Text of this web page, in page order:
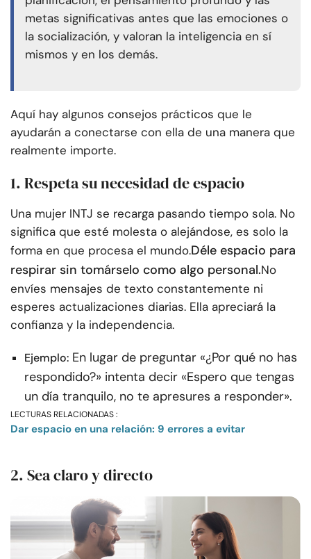
metas significativas antes que las emociones o
la socialización, y valoran la inteligencia en sí
mismos y en los demás.
Aquí hay algunos consejos prácticos que le
ayudarán a conectarse con ella de una manera que
realmente importe.
1. Respeta su necesidad de espacio
Una mujer INTJ se recarga pasando tiempo sola. No
significa que esté molesta o alejándose, es solo la
forma en que procesa el mundo.Déle espacio para
respirar sin tomárselo como algo personal.No
envíes mensajes de texto constantemente ni
esperes actualizaciones diarias. Ella apreciará la
confianza y la independencia.
Ejemplo: En lugar de preguntar «¿Por qué no has
respondido?» intenta decir «Espero que tengas
un día tranquilo, no te apresures a responder».
LECTURAS RELACIONADAS :
Dar espacio en una relación: 9 errores a evitar
2. Sea claro y directo